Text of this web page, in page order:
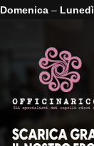
Domenica – Lunedì